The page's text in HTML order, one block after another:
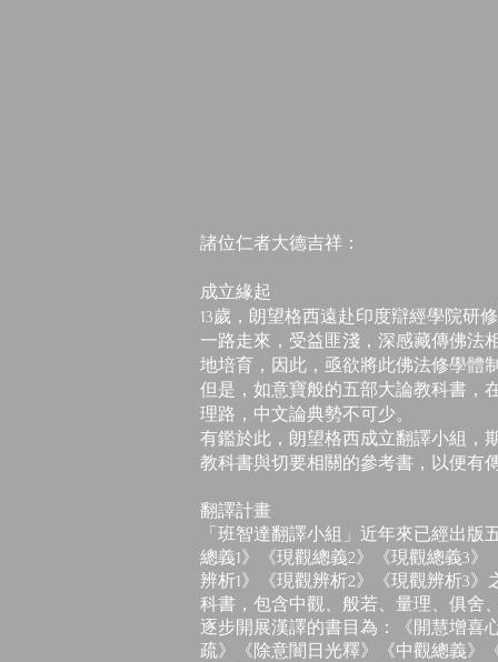
諸位仁者大德吉祥：
成立緣起
13歲，朗望格西遠赴印度辯經學院研
一路走來，受益匪淺，深感藏傳佛法
地培育，因此，亟欲將此佛法修學體
但是，如意寶般的五部大論教科書，
理路，中文論典勢不可少。
有鑑於此，朗望格西成立翻譯小組，
教科書與切要相關的參考書，以便有
翻譯計畫
「班智達翻譯小組」近年來已經出
總義1》《現觀總義2》《現觀總義3
辨析1》《現觀辨析2》《現觀辨析3
科書，包含中觀、般若、量理、俱舍
逐步開展漢譯的書目為：《開慧增喜
疏》《除意闇日光釋》《中觀總義》